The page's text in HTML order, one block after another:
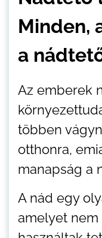
Minden,
a
Az emberek
többen
otthonra,
manapság a
A nád egy
amelyet nem